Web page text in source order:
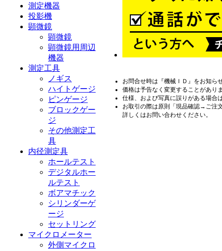
測定機器
投影機
顕微鏡
顕微鏡
顕微鏡用周辺
機器
測定工具
ノギス
ハイトゲージ
ピンゲージ
ブロックゲー
ジ
その他測定工
具
内径測定具
ホールテスト
デジタルホー
ルテスト
ボアマチック
シリンダーゲ
ージ
セットリング
マイクロメーター
外側マイクロ
お問合せ時は『機械ＩＤ』をお知ら
価格は予告なく変更することがあり
仕様、および写真に誤りがある場合
お取引の際は原則「現品確認→ご
詳しくはお問い合わせください。